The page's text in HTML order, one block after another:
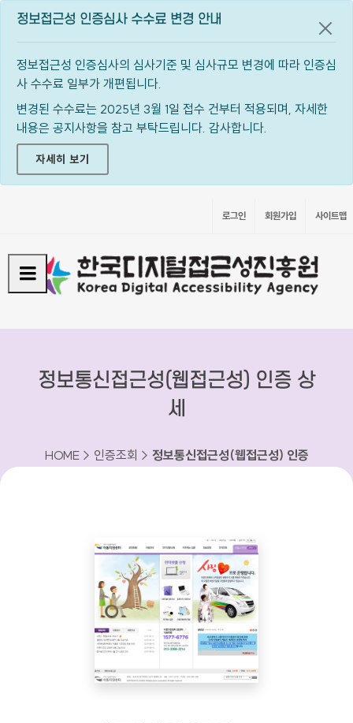
정보접근성 인증심사 수수료 변경 안내
정보접근성 인증심사의 심사기준 및 심사규모 변경에 따라 인증심
사 수수료 일부가 개편됩니다.
변경된 수수료는 2025년 3월 1일 접수 건부터 적용되며, 자세한
내용은 공지사항을 참고 부탁드립니다. 감사합니다.
자세히 보기
공지
로그인 회원가입 사이트맵
정보통신접근성(웹접근성) 인증 상
세
HOME > 인증조회 > 정보통신접근성(웹접근성) 인증